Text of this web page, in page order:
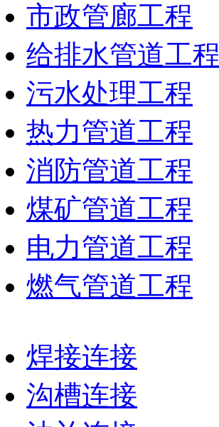
市政管廊工程
给排水管道工程
污水处理工程
热力管道工程
消防管道工程
煤矿管道工程
电力管道工程
燃气管道工程
焊接连接
沟槽连接